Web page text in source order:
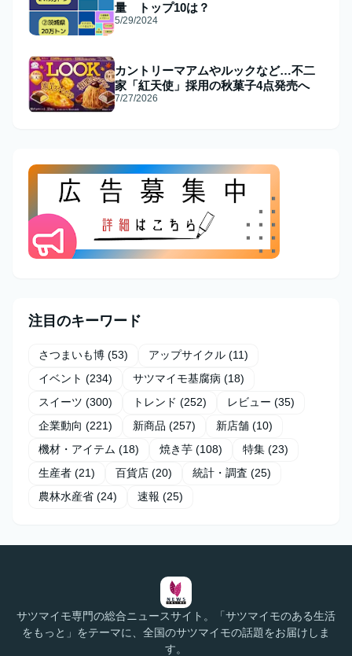
量 トップ10は？
5/29/2024
カントリーマアムやルックなど…不二
家「紅天使」採用の秋菓子4点発売へ
7/27/2026
注目のキーワード
さつまいも博 (53) アップサイクル (11)
イベント (234) サツマイモ基腐病 (18)
スイーツ (300) トレンド (252) レビュー (35)
企業動向 (221) 新商品 (257) 新店舗 (10)
機材・アイテム (18) 焼き芋 (108) 特集 (23)
生産者 (21) 百貨店 (20) 統計・調査 (25)
農林水産省 (24) 速報 (25)
サツマイモ専門の総合ニュースサイト。「サツマイモのある生活
をもっと」をテーマに、全国のサツマイモの話題をお届けしま
す。